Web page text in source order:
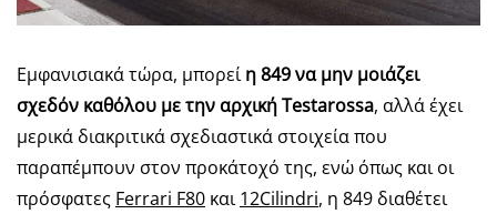
Εμφανισιακά τώρα, μπορείη 849 να μην μοιάζει
σχεδόν καθόλου με την αρχική Testarossa, αλλά έχει
μερικά διακριτικά σχεδιαστικά στοιχεία που
παραπέμπουν στον προκάτοχό της, ενώ όπως και οι
πρόσφατες Ferrari F80 και12Cilindri, η 849 διαθέτει